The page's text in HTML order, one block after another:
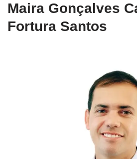
Maira Gonçalves
Fortura Santos